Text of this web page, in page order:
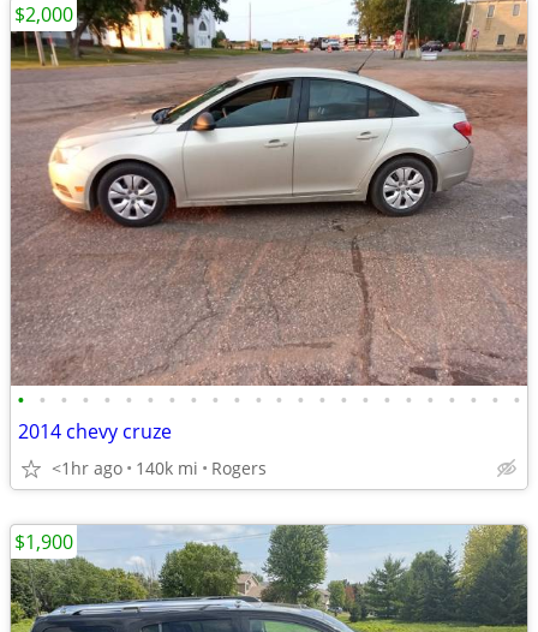
• • • • • • • • • • • • • • • • • • • • • • • •
2014 chevy cruze
<1hr ago 140k mi Rogers
$2,000
$1,900